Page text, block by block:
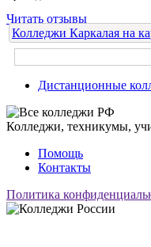
Читать отзывы
Колледжи Каркалая на
Дистанционные
Колледжи, техникумы,
Помощь
Контакты
Политика